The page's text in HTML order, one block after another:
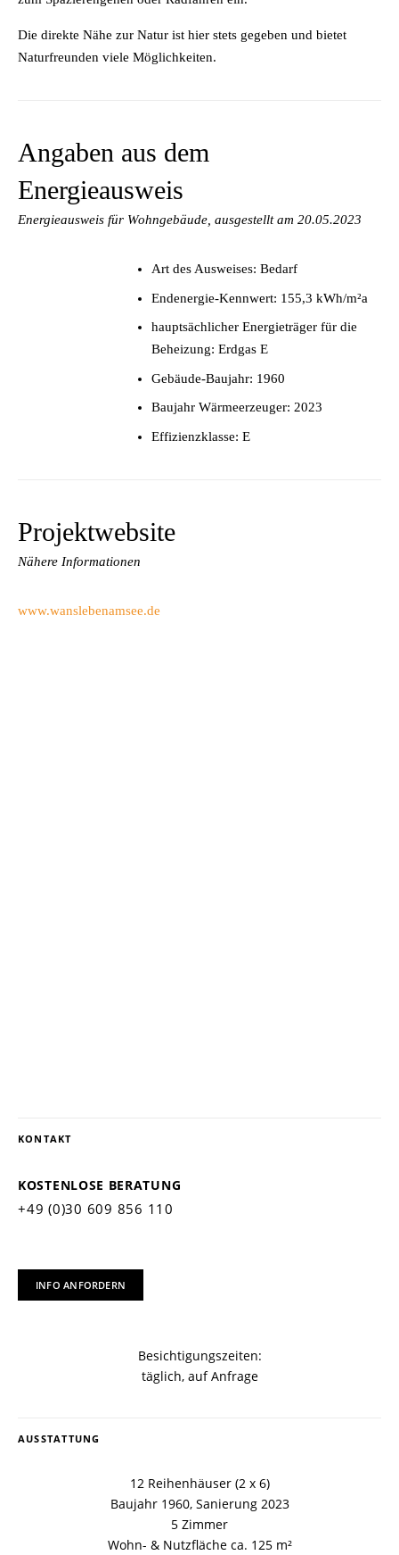
Die direkte Nähe zur Natur ist hier stets gegeben und bietet
Naturfreunden viele Möglichkeiten.
Angaben aus dem
Energieausweis
Energieausweis für Wohngebäude, ausgestellt am 20.05.2023
Art des Ausweises: Bedarf
Endenergie-Kennwert: 155,3 kWh/m²a
hauptsächlicher Energieträger für die
Beheizung: Erdgas E
Gebäude-Baujahr: 1960
Baujahr Wärmeerzeuger: 2023
Effizienzklasse: E
Projektwebsite
Nähere Informationen
www.wanslebenamsee.de
KONTAKT
KOSTENLOSE BERATUNG
+49 (0)30 609 856 110
INFO ANFORDERN
Besichtigungszeiten:
täglich, auf Anfrage
AUSSTATTUNG
12 Reihenhäuser (2 x 6)
Baujahr 1960, Sanierung 2023
5 Zimmer
Wohn- & Nutzfläche ca. 125 m²